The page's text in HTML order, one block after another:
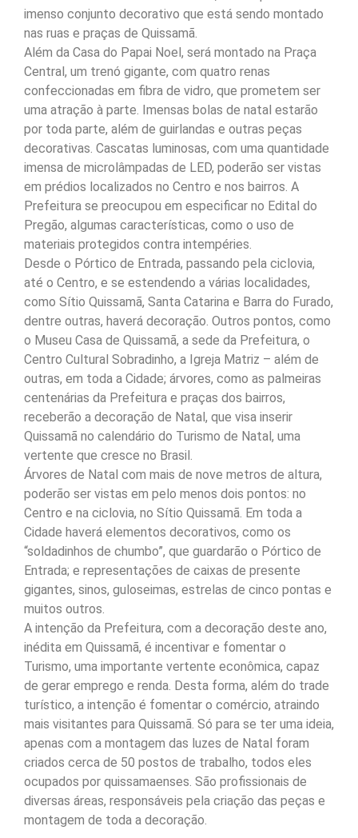
imenso conjunto decorativo que está sendo montado
nas ruas e praças de Quissamã.
Além da Casa do Papai Noel, será montado na Praça
Central, um trenó gigante, com quatro renas
confeccionadas em fibra de vidro, que prometem ser
uma atração à parte. Imensas bolas de natal estarão
por toda parte, além de guirlandas e outras peças
decorativas. Cascatas luminosas, com uma quantidade
imensa de microlâmpadas de LED, poderão ser vistas
em prédios localizados no Centro e nos bairros. A
Prefeitura se preocupou em especificar no Edital do
Pregão, algumas características, como o uso de
materiais protegidos contra intempéries.
Desde o Pórtico de Entrada, passando pela ciclovia,
até o Centro, e se estendendo a várias localidades,
como Sítio Quissamã, Santa Catarina e Barra do Furado,
dentre outras, haverá decoração. Outros pontos, como
o Museu Casa de Quissamã, a sede da Prefeitura, o
Centro Cultural Sobradinho, a Igreja Matriz – além de
outras, em toda a Cidade; árvores, como as palmeiras
centenárias da Prefeitura e praças dos bairros,
receberão a decoração de Natal, que visa inserir
Quissamã no calendário do Turismo de Natal, uma
vertente que cresce no Brasil.
Árvores de Natal com mais de nove metros de altura,
poderão ser vistas em pelo menos dois pontos: no
Centro e na ciclovia, no Sítio Quissamã. Em toda a
Cidade haverá elementos decorativos, como os
“soldadinhos de chumbo”, que guardarão o Pórtico de
Entrada; e representações de caixas de presente
gigantes, sinos, guloseimas, estrelas de cinco pontas e
muitos outros.
A intenção da Prefeitura, com a decoração deste ano,
inédita em Quissamã, é incentivar e fomentar o
Turismo, uma importante vertente econômica, capaz
de gerar emprego e renda. Desta forma, além do trade
turístico, a intenção é fomentar o comércio, atraindo
mais visitantes para Quissamã. Só para se ter uma ideia,
apenas com a montagem das luzes de Natal foram
criados cerca de 50 postos de trabalho, todos eles
ocupados por quissamaenses. São profissionais de
diversas áreas, responsáveis pela criação das peças e
montagem de toda a decoração.